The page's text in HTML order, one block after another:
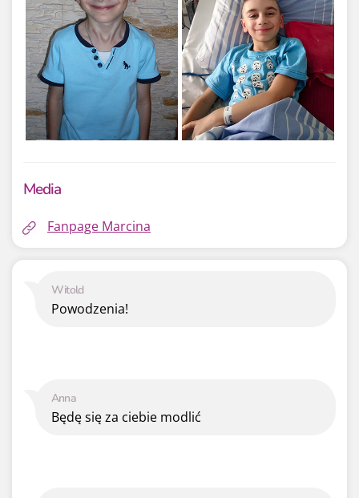
Media
Fanpage Marcina
Anna
Będę się za ciebie modlić
Witold
Powodzenia!